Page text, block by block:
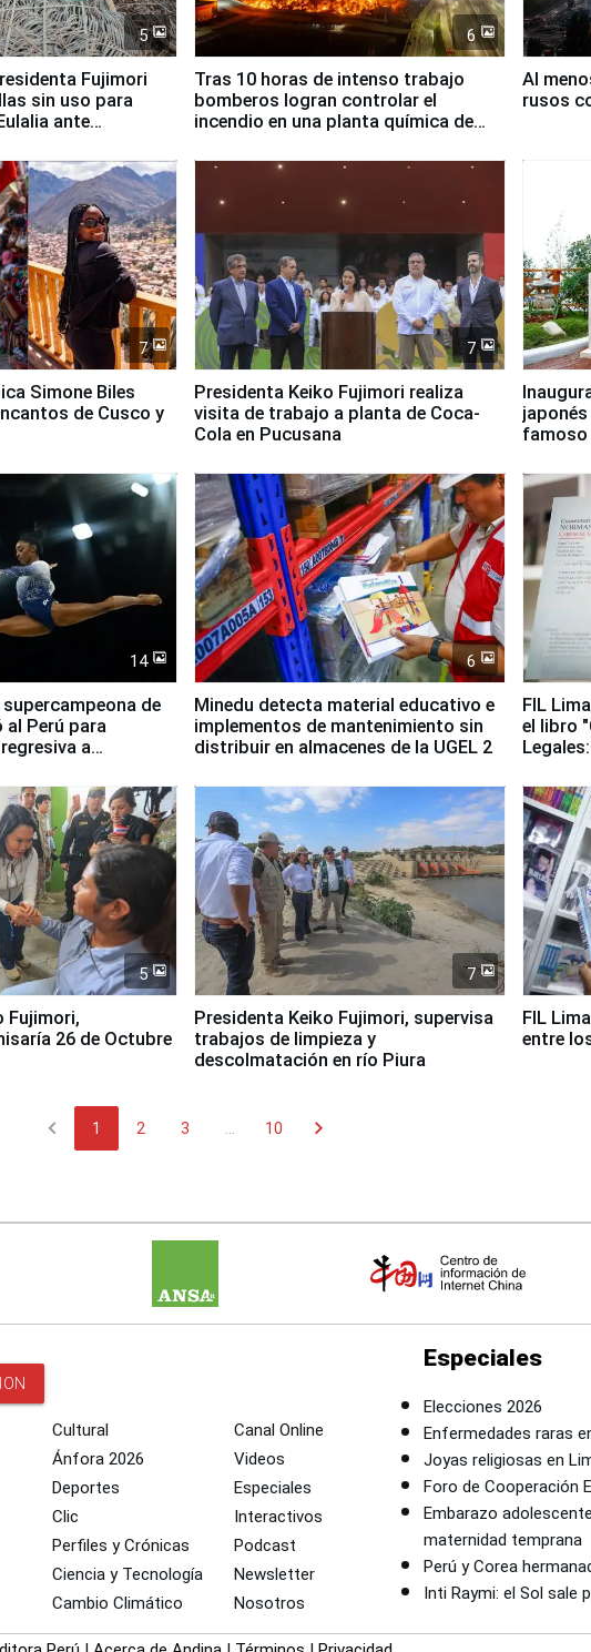
5
Fujimori
sin uso para
ante
6
Tras 10 horas de intenso trabajo
bomberos logran controlar el
incendio en una planta química de
Al
rusos
7
Simone Biles
de Cusco y
7
Presidenta Keiko Fujimori realiza
visita de trabajo a planta de Coca-
Cola en Pucusana
famoso
14
de
al Perú para
a
6
Minedu detecta material educativo e
implementos de mantenimiento sin
distribuir en almacenes de la UGEL 2
FIL
el libro
5
26 de Octubre
7
Presidenta Keiko Fujimori, supervisa
trabajos de limpieza y
descolmatación en río Piura
FIL
entre
chevron_left 1 2 3 ... 10 chevron_right
Cultural
Ánfora 2026
Deportes
Clic
Perfiles y Crónicas
Ciencia y Tecnología
Cambio Climático
Canal Online
Videos
Especiales
Interactivos
Podcast
Newsletter
Nosotros
Especiales
Elecciones 2026
Enfermedades raras
Joyas religiosas en
Foro de Cooperación
Embarazo
maternidad temprana
Perú y Corea
Inti Raymi: el Sol sale